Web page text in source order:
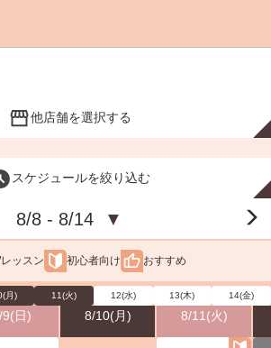
他店舗を選択する
スケジュールを絞り込む
8/8 - 8/14 ▼
ッスン 初心者向け おすすめ
月) 11(火) 12(水) 13(木) 14(金)
9(日) 8/10(月) 8/11(火)